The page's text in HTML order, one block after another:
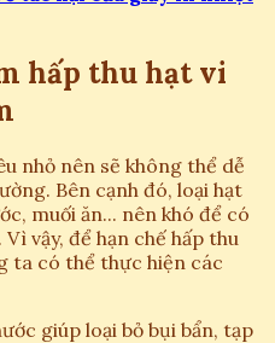
hấp thu hạt vi
nhỏ nên sẽ không thể dễ
Bên cạnh đó, loại hạt
muối ăn... nên khó để có
vậy, để hạn chế hấp thu
ta có thể thực hiện các
giúp loại bỏ bụi bẩn, tạp